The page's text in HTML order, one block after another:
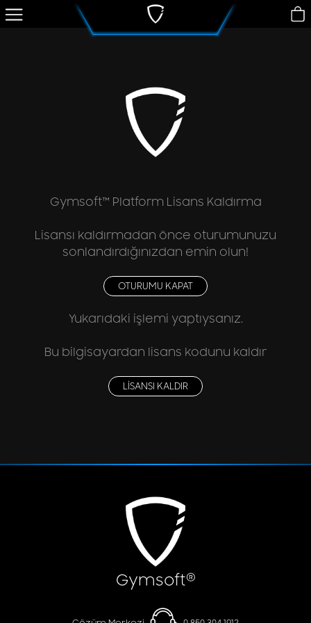
Yazılım
Turnike
Fiyatlar
Müşteri Hizmetleri
Gymsoft™ Platform Lisans Kaldırma
Lisansı kaldırmadan önce oturumunuzu
sonlandırdığınızdan emin olun!
OTURUMU KAPAT
Yukarıdaki işlemi yaptıysanız.
Bu bilgisayardan lisans kodunu kaldır
LİSANSI KALDIR
Gymsoft®